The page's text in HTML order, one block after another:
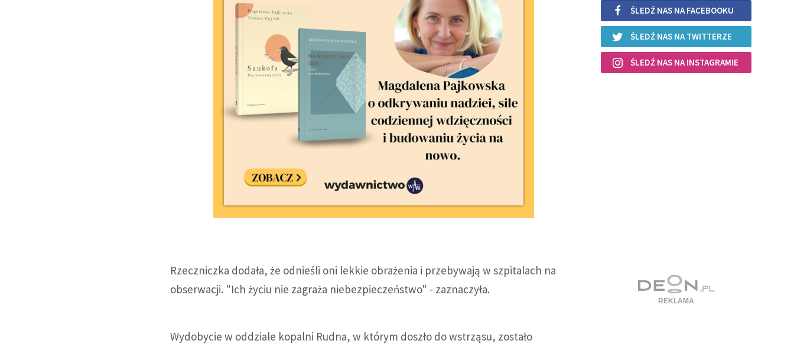
Rzeczniczka dodała, że odnieśli oni lekkie obrażenia i przebywają w szpitalach na
obserwacji. "Ich życiu nie zagraża niebezpieczeństwo" - zaznaczyła.
Wydobycie w oddziale kopalni Rudna, w którym doszło do wstrząsu, zostało
ŚLEDŹ NAS NA FACEBOOKU
ŚLEDŹ NAS NA TWITTERZE
ŚLEDŹ NAS NA INSTAGRAMIE